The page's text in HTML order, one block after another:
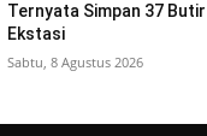
Ternyata Simpan 37 Butir
Ekstasi
Sabtu, 8 Agustus 2026